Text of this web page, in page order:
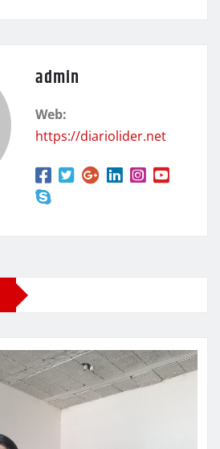
admin
Web:
https://diariolider.net